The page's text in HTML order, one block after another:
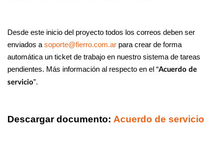
Desde este inicio del proyecto todos los correos deben ser
enviados a soporte@fierro.com.ar para crear de forma
automática un ticket de trabajo en nuestro sistema de tareas
pendientes. Más información al respecto en el “Acuerdo de
servicio”.
Descargar documento: Acuerdo de servicio